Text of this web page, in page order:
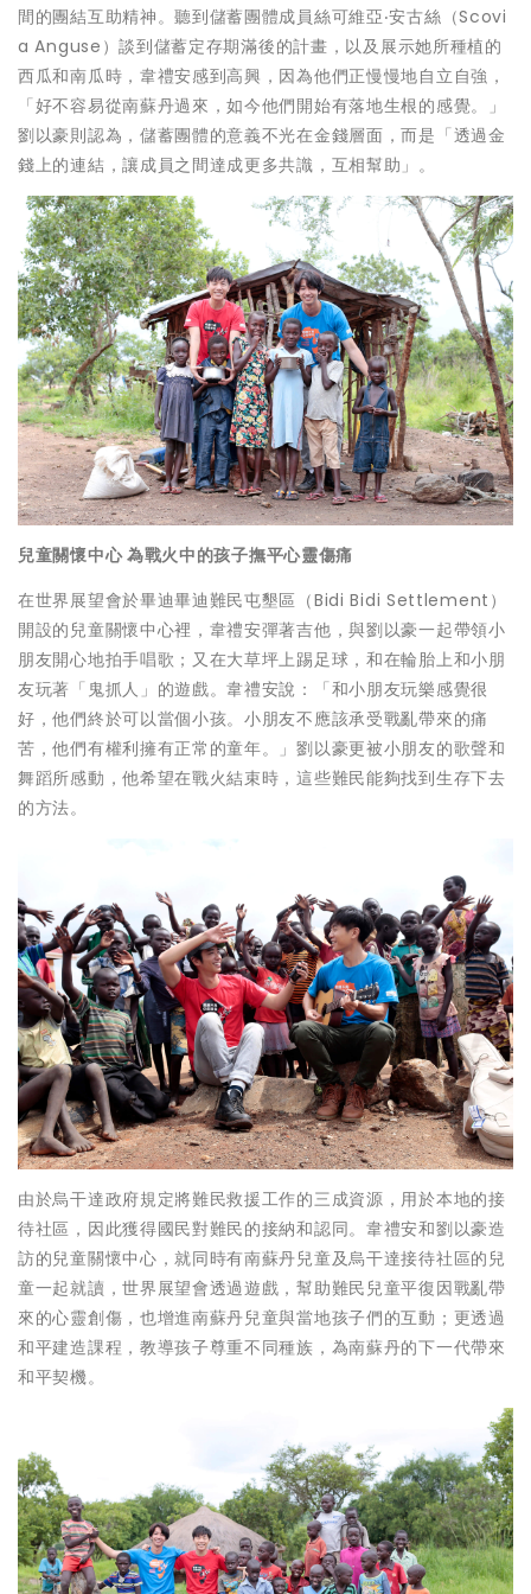
間的團結互助精神。聽到儲蓄團體成員絲可維亞‧安古絲（Scovi
a Anguse）談到儲蓄定存期滿後的計畫，以及展示她所種植的
西瓜和南瓜時，韋禮安感到高興，因為他們正慢慢地自立自強，
「好不容易從南蘇丹過來，如今他們開始有落地生根的感覺。」
劉以豪則認為，儲蓄團體的意義不光在金錢層面，而是「透過金
錢上的連結，讓成員之間達成更多共識，互相幫助」。
兒童關懷中心為戰火中的孩子撫平心靈傷痛
在世界展望會於畢迪畢迪難民屯墾區（Bidi Bidi Settlement）
開設的兒童關懷中心裡，韋禮安彈著吉他，與劉以豪一起帶領小
朋友開心地拍手唱歌；又在大草坪上踢足球，和在輪胎上和小朋
友玩著「鬼抓人」的遊戲。韋禮安說：「和小朋友玩樂感覺很
好，他們終於可以當個小孩。小朋友不應該承受戰亂帶來的痛
苦，他們有權利擁有正常的童年。」劉以豪更被小朋友的歌聲和
舞蹈所感動，他希望在戰火結束時，這些難民能夠找到生存下去
的方法。
由於烏干達政府規定將難民救援工作的三成資源，用於本地的接
待社區，因此獲得國民對難民的接納和認同。韋禮安和劉以豪造
訪的兒童關懷中心，就同時有南蘇丹兒童及烏干達接待社區的兒
童一起就讀，世界展望會透過遊戲，幫助難民兒童平復因戰亂帶
來的心靈創傷，也增進南蘇丹兒童與當地孩子們的互動；更透過
和平建造課程，教導孩子尊重不同種族，為南蘇丹的下一代帶來
和平契機。